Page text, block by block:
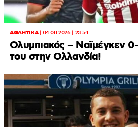
ΑΘΛΗΤΙΚΑ|04.08.2026 | 23:54
Ολυμπιακός – Ναϊμέγκεν
του στην Ολλανδία!